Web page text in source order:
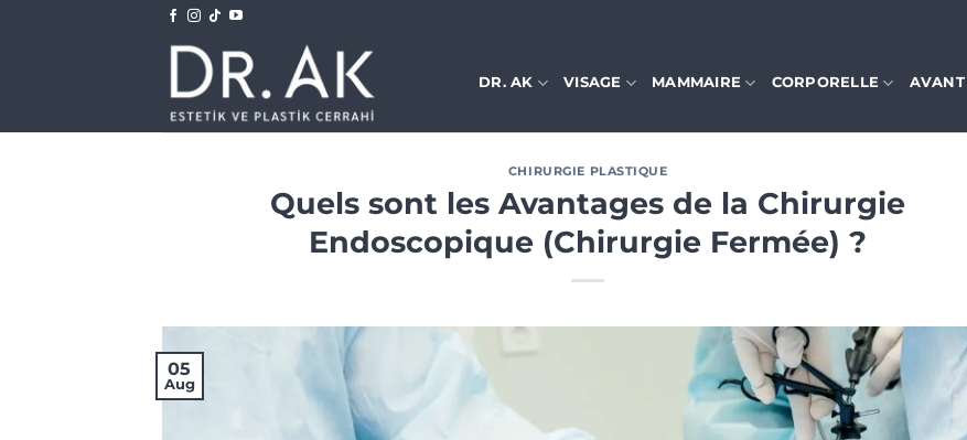
DR. AK VISAGE MAMMAIRE CORPORELLE AVANT
CHIRURGIE PLASTIQUE
Quels sont les Avantages de la Chirurgie
Endoscopique (Chirurgie Fermée) ?
05
Aug